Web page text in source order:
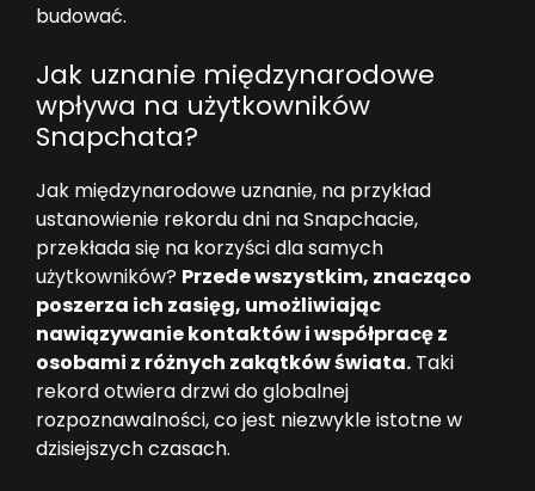
budować.
Jak uznanie międzynarodowe
wpływa na użytkowników
Snapchata?
Jak międzynarodowe uznanie, na przykład
ustanowienie rekordu dni na Snapchacie,
przekłada się na korzyści dla samych
użytkowników? Przede wszystkim, znacząco
poszerza ich zasięg, umożliwiając
nawiązywanie kontaktów i współpracę z
osobami z różnych zakątków świata. Taki
rekord otwiera drzwi do globalnej
rozpoznawalności, co jest niezwykle istotne w
dzisiejszych czasach.